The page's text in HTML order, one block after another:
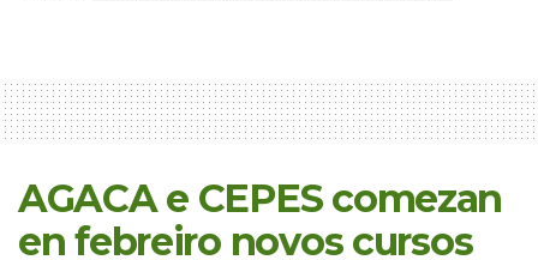
AGACA e CEPES comezan
en febreiro novos cursos